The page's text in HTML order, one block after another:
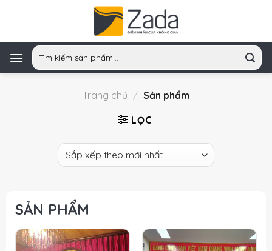
Tìm
kiếm:
Trang chủ / Sản phẩm
LỌC
SẢN PHẨM